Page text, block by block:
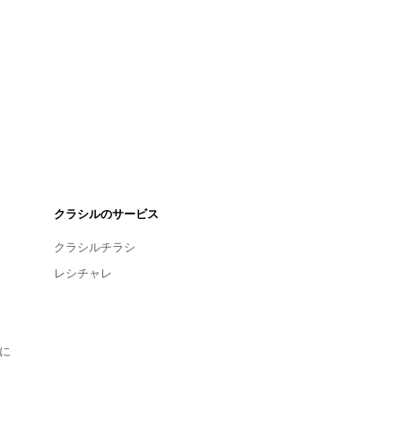
クラシルのサービス
クラシルチラシ
レシチャレ